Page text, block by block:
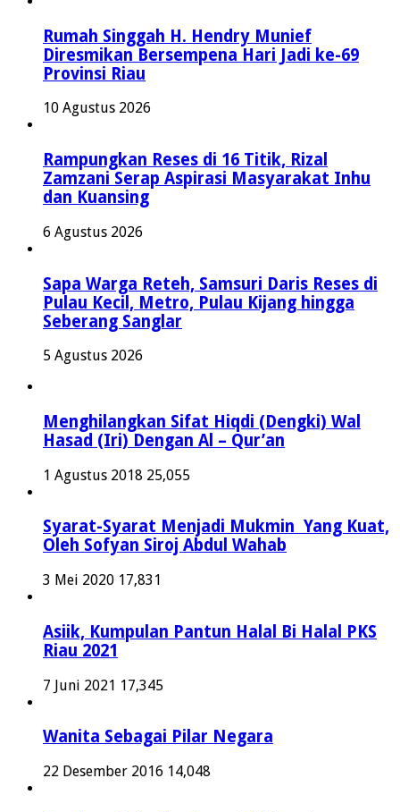
Rumah Singgah H. Hendry Munief
Diresmikan Bersempena Hari Jadi ke-69
Provinsi Riau
10 Agustus 2026
Rampungkan Reses di 16 Titik, Rizal
Zamzani Serap Aspirasi Masyarakat Inhu
dan Kuansing
6 Agustus 2026
Sapa Warga Reteh, Samsuri Daris Reses di
Pulau Kecil, Metro, Pulau Kijang hingga
Seberang Sanglar
5 Agustus 2026
Menghilangkan Sifat Hiqdi (Dengki) Wal
Hasad (Iri) Dengan Al – Qur’an
1 Agustus 2018 25,055
Syarat-Syarat Menjadi Mukmin Yang Kuat,
Oleh Sofyan Siroj Abdul Wahab
3 Mei 2020 17,831
Asiik, Kumpulan Pantun Halal Bi Halal PKS
Riau 2021
7 Juni 2021 17,345
Wanita Sebagai Pilar Negara
22 Desember 2016 14,048